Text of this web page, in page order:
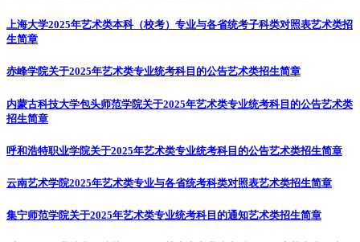
上海大学2025年艺术类本科（校考）专业与各省统考子科类对照表艺术类招
生简章
赤峰学院关于2025年艺术类专业统考科目的公告艺术类招生简章
内蒙古科技大学包头师范学院关于2025年艺术类专业统考科目的公告艺术类
招生简章
呼和浩特职业学院关于2025年艺术类专业统考科目的公告艺术类招生简章
云南艺术学院2025年艺术类专业与各省统考科类对照表艺术类招生简章
集宁师范学院关于2025年艺术类专业统考科目的通知艺术类招生简章